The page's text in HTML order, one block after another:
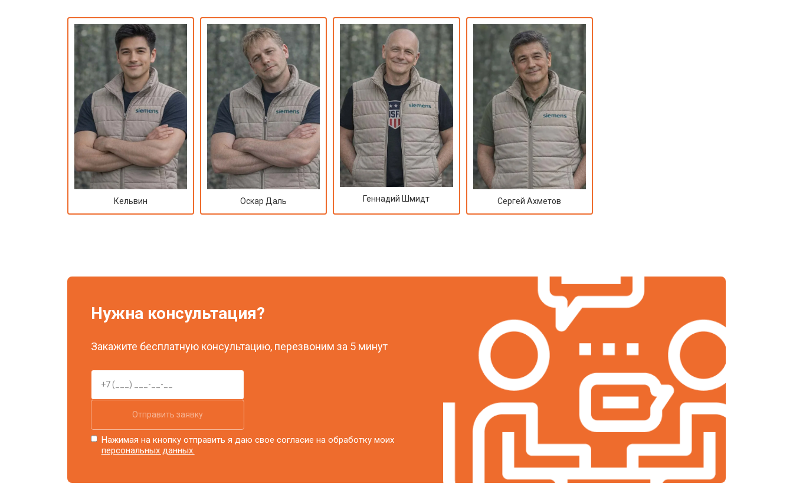
Кельвин Оскар Даль Геннадий Шмидт Сергей Ахметов
Нужна консультация?
Закажите бесплатную консультацию, перезвоним за 5 минут
Отправить заявку
Нажимая на кнопку отправить я даю свое согласие на обработку моих
персональных данных.